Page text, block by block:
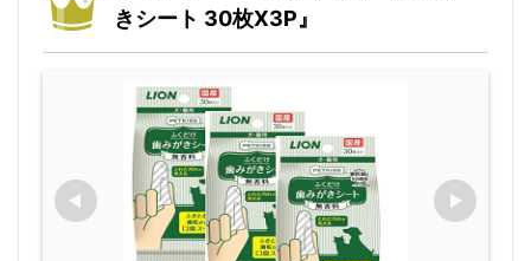
きシート 30枚X3P』